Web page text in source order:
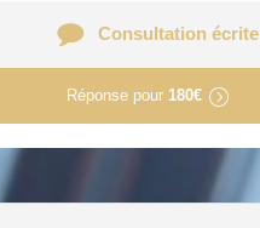
Consultation écrite
Réponse pour 180€